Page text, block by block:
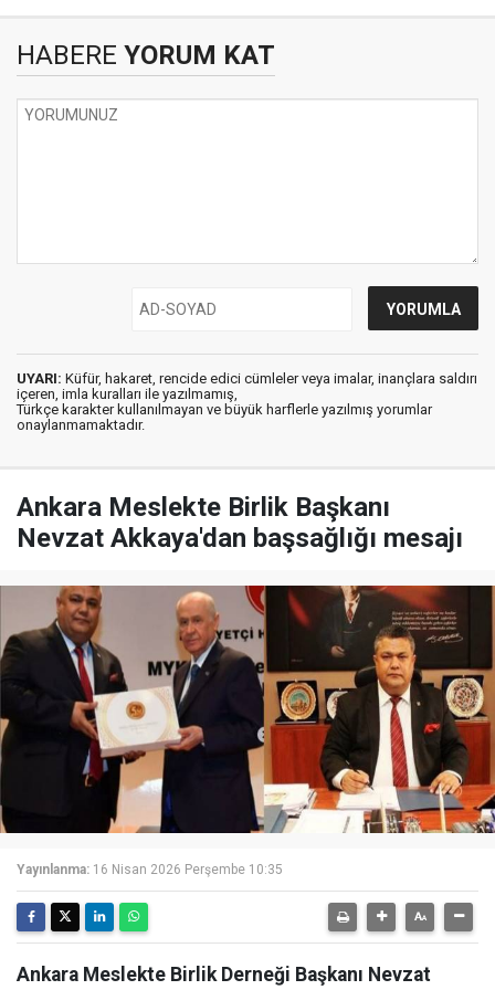
HABERE YORUM KAT
UYARI: Küfür, hakaret, rencide edici cümleler veya imalar, inançlara saldırı
içeren, imla kuralları ile yazılmamış,
Türkçe karakter kullanılmayan ve büyük harflerle yazılmış yorumlar
onaylanmamaktadır.
Ankara Meslekte Birlik Başkanı
Nevzat Akkaya'dan başsağlığı mesajı
Yayınlanma: 16 Nisan 2026 Perşembe 10:35
Ankara Meslekte Birlik Derneği Başkanı Nevzat